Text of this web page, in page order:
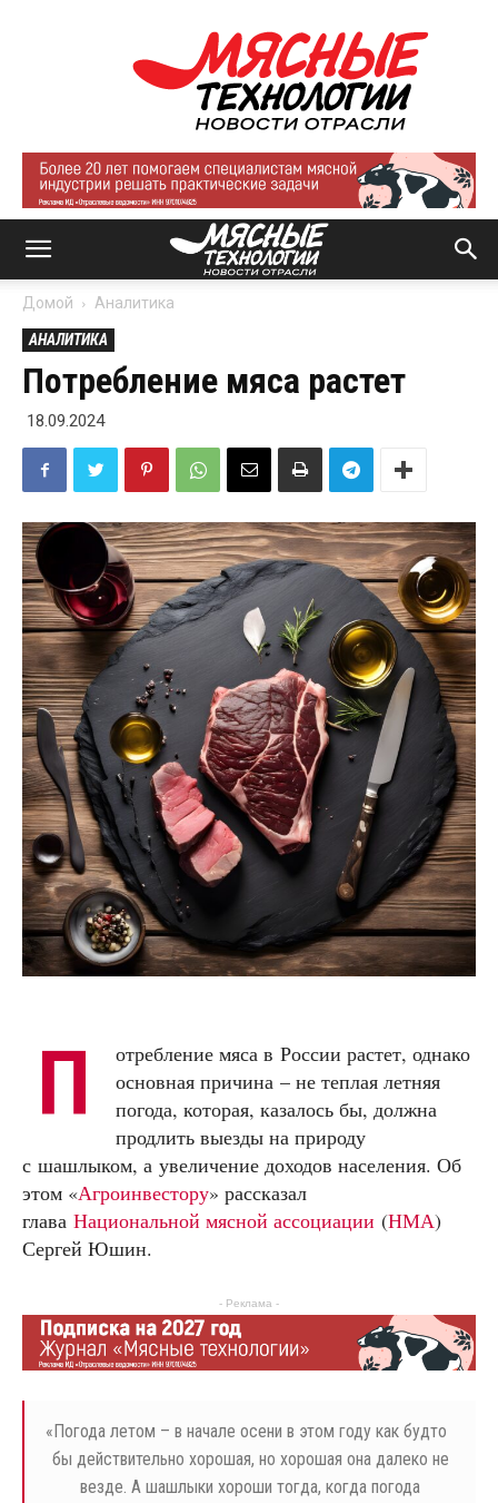
Мясные
технологии
|
Новости
отрасли
Домой Аналитика
АНАЛИТИКА
Потребление мяса растет
18.09.2024
П
отребление мяса в России растет, однако
основная причина – не теплая летняя
погода, которая, казалось бы, должна
продлить выезды на природу
с шашлыком, а увеличение доходов населения. Об
этом «Агроинвестору» рассказал
глава Национальной мясной ассоциации (НМА)
Сергей Юшин.
- Реклама -
« Погода летом – в начале осени в этом году как будто
бы действительно хорошая, но хорошая она далеко не
везде. А шашлыки хороши тогда, когда погода